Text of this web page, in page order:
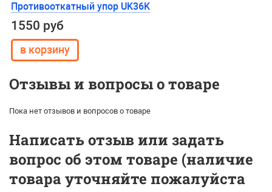
Противооткатный упор UK36K
1550 руб
Отзывы и вопросы о товаре
Пока нет отзывов и вопросов о товаре
Написать отзыв или задать
вопрос об этом товаре (наличие
товара уточняйте пожалуйста